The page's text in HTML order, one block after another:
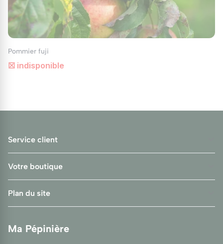
Pommier fuji
☒ indisponible
Service client
Votre boutique
Plan du site
Ma Pépinière